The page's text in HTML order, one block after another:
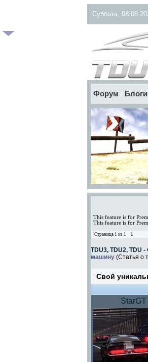
Суббота,
Форум Блоги
This feature is for
This feature is for
Страница 1 из 1 1
TDU3, TDU2, TDU
машину (Статья о
Свой
StarGT